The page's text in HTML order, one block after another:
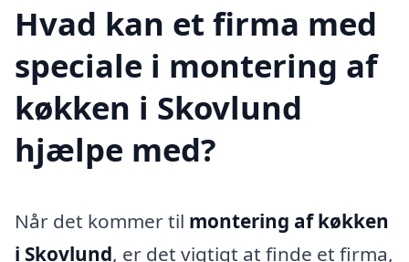
Hvad kan et firma med
speciale i montering af
køkken i Skovlund
hjælpe med?
Når det kommer til montering af køkken
i Skovlund, er det vigtigt at finde et firma,